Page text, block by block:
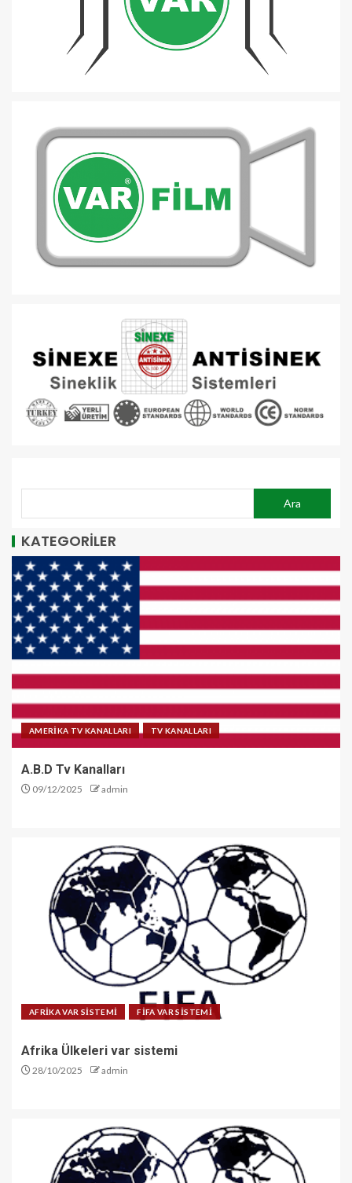
Ara
KATEGORİLER
AMERİKA TV KANALLARI TV KANALLARI
A.B.D Tv Kanalları
09/12/2025 admin
AFRİKA VAR SİSTEMİ FİFA VAR SİSTEMİ
Afrika Ülkeleri var sistemi
28/10/2025 admin